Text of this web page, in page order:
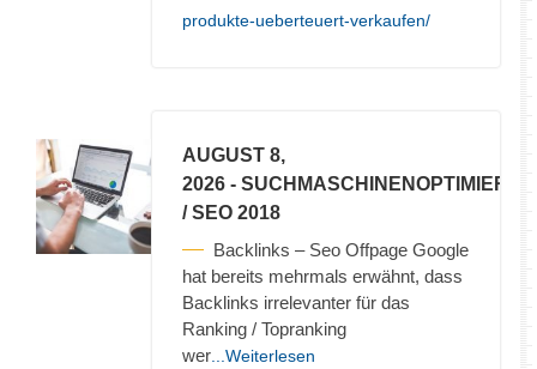
produkte-ueberteuert-verkaufen/
AUGUST 8,
2026 -
/ SEO 2018
Backlinks – Seo Offpage Google
hat bereits mehrmals erwähnt, dass
Backlinks irrelevanter für das
Ranking / Topranking
wer ...Weiterlesen